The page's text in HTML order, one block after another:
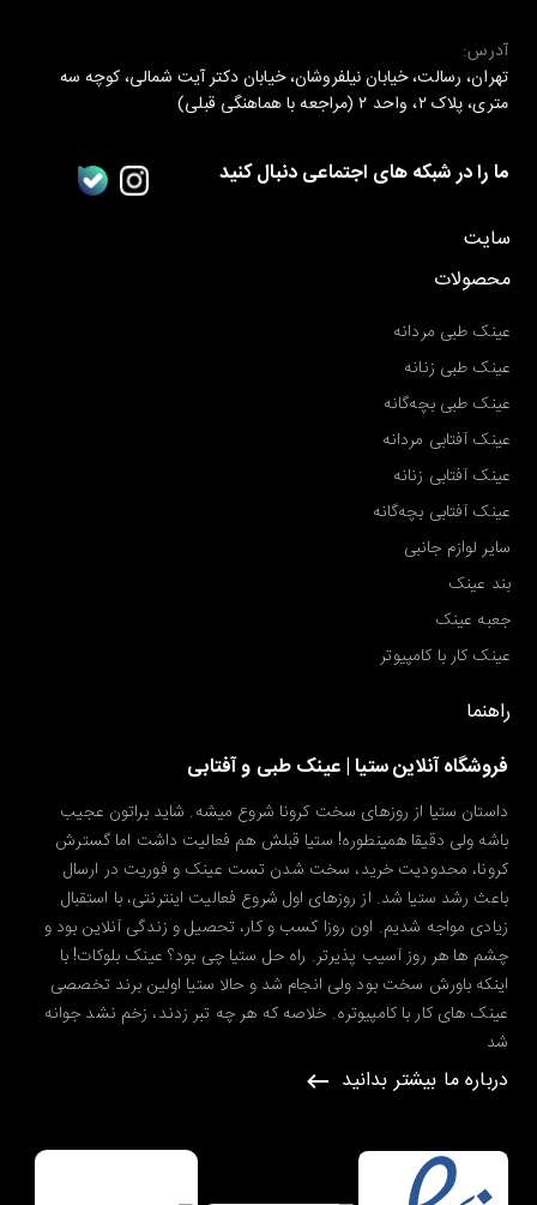
آدرس:
تهران، رسالت، خیابان نیلفروشان، خیابان دکتر آیت شمالی، کوچه سه
متری، پلاک ۲، واحد ۲ (مراجعه با هماهنگی قبلی)
ما را در شبکه های اجتماعی دنبال کنید
سایت
محصولات
عینک طبی مردانه
عینک طبی زنانه
عینک طبی بچه‌گانه
عینک آفتابی مردانه
عینک آفتابی زنانه
عینک آفتابی بچه‌گانه
سایر لوازم جانبی
بند عینک
جعبه عینک
عینک کار با کامپیوتر
راهنما
فروشگاه آنلاین ستیا | عینک طبی و آفتابی
داستان ستیا از روزهای سخت کرونا شروع میشه. شاید براتون عجیب
باشه ولی دقیقا همینطوره! ستیا قبلش هم فعالیت داشت اما گسترش
کرونا، محدودیت خرید، سخت شدن تست عینک و فوریت در ارسال
باعث رشد ستیا شد. از روزهای اول شروع فعالیت اینترنتی، با استقبال
زیادی مواجه شدیم. اون روزا کسب و کار، تحصیل و زندگی آنلاین بود و
چشم ها هر روز آسیب پذیرتر. راه حل ستیا چی بود؟ عینک بلوکات! با
اینکه باورش سخت بود ولی انجام شد و حالا ستیا اولین برند تخصصی
عینک های کار با کامپیوتره. خلاصه که هر چه تبر زدند، زخم نشد جوانه
شد
درباره ما بیشتر بدانید